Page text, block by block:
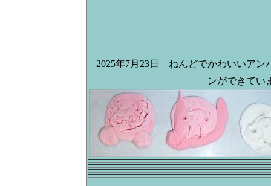
2025年7月23日 ねんどでかわいいアン
ンができてい